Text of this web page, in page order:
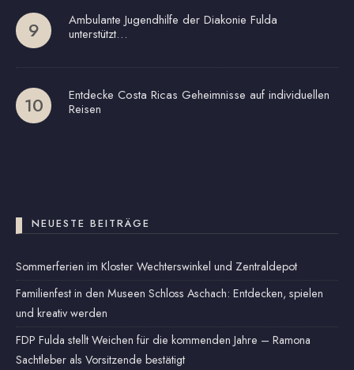
Ambulante Jugendhilfe der Diakonie Fulda
unterstützt…
Entdecke Costa Ricas Geheimnisse auf individuellen
Reisen
NEUESTE BEITRÄGE
Sommerferien im Kloster Wechterswinkel und Zentraldepot
Familienfest in den Museen Schloss Aschach: Entdecken, spielen
und kreativ werden
FDP Fulda stellt Weichen für die kommenden Jahre – Ramona
Sachtleber als Vorsitzende bestätigt